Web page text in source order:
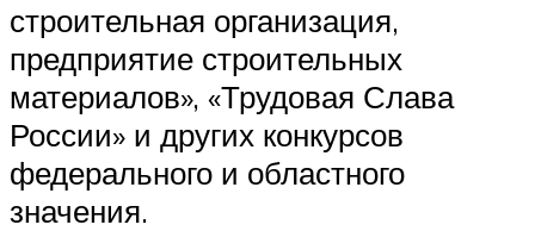
строительная организация,
предприятие строительных
материалов», «Трудовая Слава
России» и других конкурсов
федерального и областного
значения.